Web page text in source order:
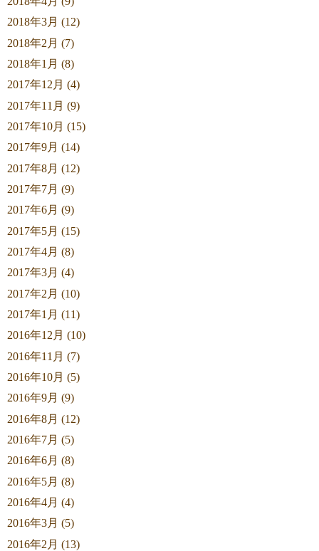
2018年3月 (12)
2018年2月 (7)
2018年1月 (8)
2017年12月 (4)
2017年11月 (9)
2017年10月 (15)
2017年9月 (14)
2017年8月 (12)
2017年7月 (9)
2017年6月 (9)
2017年5月 (15)
2017年4月 (8)
2017年3月 (4)
2017年2月 (10)
2017年1月 (11)
2016年12月 (10)
2016年11月 (7)
2016年10月 (5)
2016年9月 (9)
2016年8月 (12)
2016年7月 (5)
2016年6月 (8)
2016年5月 (8)
2016年4月 (4)
2016年3月 (5)
2016年2月 (13)